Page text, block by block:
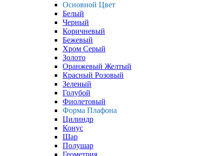
Основной Цвет
Белый
Черный
Коричневый
Бежевый
Хром Серый
Золото
Оранжевый Желтый
Красный Розовый
Зеленый
Голубой
Фиолетовый
Форма Плафона
Цилиндр
Конус
Шар
Полушар
Геометрия